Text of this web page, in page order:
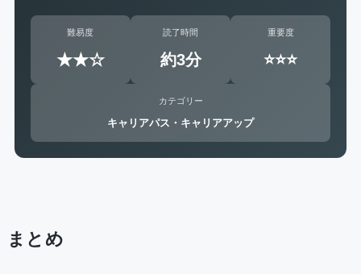
難易度
★★☆
読了時間
約3分
重要度
⭐⭐⭐
カテゴリー
キャリアパス・キャリアアップ
まとめ